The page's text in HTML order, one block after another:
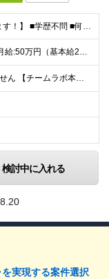
【経験が浅い方も歓迎します！】 ■学歴不問 ■何らかのプログラミング言語を用いた開発実務経験3年以上(言語不問) ＼こんな方に向いています／ ・仕様書通りの開発から抜け出し、より主体的に関わりたい方
★想定年収:700万円～ ★月給:50万円（基本給22万円〜＋諸手当21万円1250円～） ※上記に固定残業代（68,750円/月40時間分）を含む。超過分は別途支給 ※試用期間3ヵ月あり。期間中の
■転居を伴う転勤はありません 【チームラボ本社】 東京都千代田区神田小川町2-12 小川町進興ビル チームラボ本社他、会社が指定する場所 ※原則出社ですが、合理的な理由がある場合はリモート(在宅勤
検討中に入れる
実現する案件選択